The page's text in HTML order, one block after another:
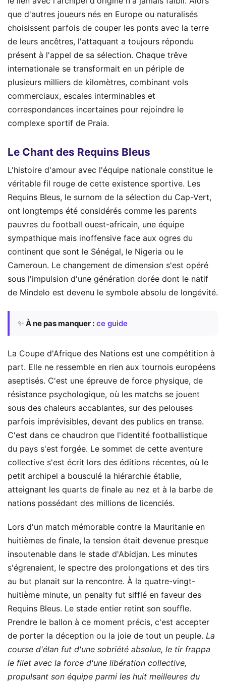
que d'autres joueurs nés en Europe ou naturalisés
choisissent parfois de couper les ponts avec la terre
de leurs ancêtres, l'attaquant a toujours répondu
présent à l'appel de sa sélection. Chaque trêve
internationale se transformait en un périple de
plusieurs milliers de kilomètres, combinant vols
commerciaux, escales interminables et
correspondances incertaines pour rejoindre le
complexe sportif de Praia.
Le Chant des Requins Bleus
L'histoire d'amour avec l'équipe nationale constitue le
véritable fil rouge de cette existence sportive. Les
Requins Bleus, le surnom de la sélection du Cap-Vert,
ont longtemps été considérés comme les parents
pauvres du football ouest-africain, une équipe
sympathique mais inoffensive face aux ogres du
continent que sont le Sénégal, le Nigeria ou le
Cameroun. Le changement de dimension s'est opéré
sous l'impulsion d'une génération dorée dont le natif
de Mindelo est devenu le symbole absolu de longévité.
✨ À ne pas manquer : ce guide
La Coupe d'Afrique des Nations est une compétition à
part. Elle ne ressemble en rien aux tournois européens
aseptisés. C'est une épreuve de force physique, de
résistance psychologique, où les matchs se jouent
sous des chaleurs accablantes, sur des pelouses
parfois imprévisibles, devant des publics en transe.
C'est dans ce chaudron que l'identité footballistique
du pays s'est forgée. Le sommet de cette aventure
collective s'est écrit lors des éditions récentes, où le
petit archipel a bousculé la hiérarchie établie,
atteignant les quarts de finale au nez et à la barbe de
nations possédant des millions de licenciés.
Lors d'un match mémorable contre la Mauritanie en
huitièmes de finale, la tension était devenue presque
insoutenable dans le stade d'Abidjan. Les minutes
s'égrenaient, le spectre des prolongations et des tirs
au but planait sur la rencontre. À la quatre-vingt-
huitième minute, un penalty fut sifflé en faveur des
Requins Bleus. Le stade entier retint son souffle.
Prendre le ballon à ce moment précis, c'est accepter
de porter la déception ou la joie de tout un peuple. La
course d'élan fut d'une sobriété absolue, le tir frappa
le filet avec la force d'une libération collective,
propulsant son équipe parmi les huit meilleures du